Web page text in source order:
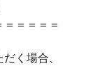
＝＝＝＝
く場合、